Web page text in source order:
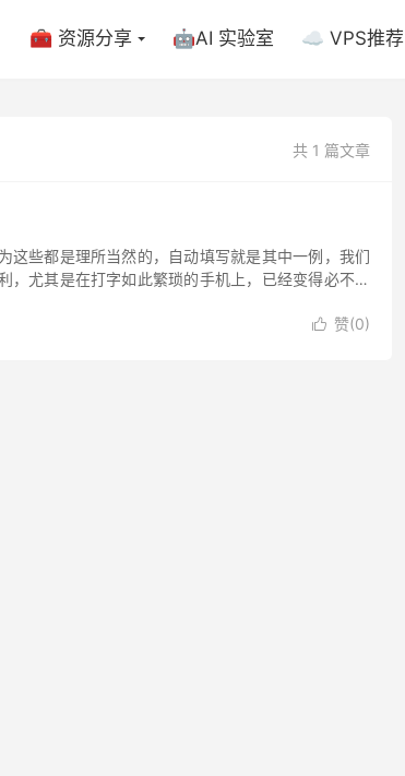
🧰 资源分享 🤖AI 实验室 ☁️ VPS推荐
共 1 篇文章
这些都是理所当然的，自动填写就是其中一例，我们
尤其是在打字如此繁琐的手机上，已经变得必不可
 赞(0)